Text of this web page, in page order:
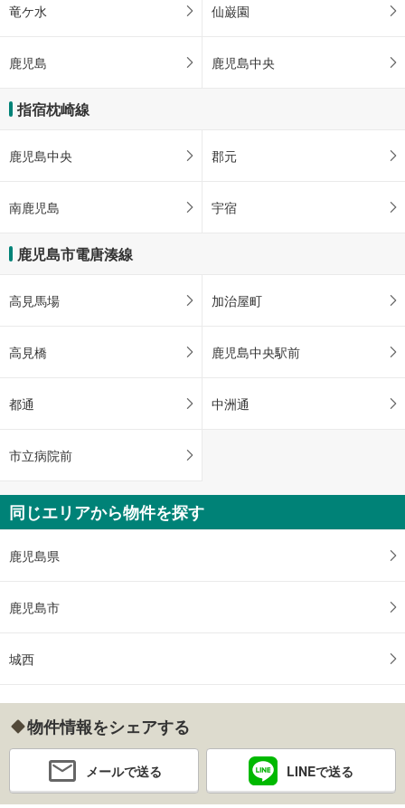
竜ケ水 仙巌園
鹿児島 鹿児島中央
指宿枕崎線
鹿児島中央 郡元
南鹿児島 宇宿
鹿児島市電唐湊線
高見馬場 加治屋町
高見橋 鹿児島中央駅前
都通 中洲通
市立病院前
同じエリアから物件を探す
鹿児島県
鹿児島市
城西
物件情報をシェアする
メールで送る LINEで送る